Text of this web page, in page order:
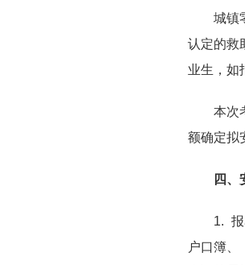
城镇零
认定的救
业生，如
本次考
额确定拟
四、
1. 报名
户口簿